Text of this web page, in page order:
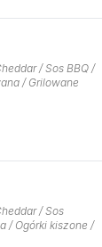
/ Sos BBQ /
/ Grilowane
/ Sos
/ Ogórki kiszone /